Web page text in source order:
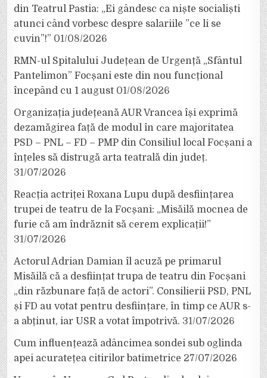
din Teatrul Pastia: „Ei gândesc ca niște socialiști
atunci când vorbesc despre salariile ”ce li se
cuvin”!” 01/08/2026
RMN-ul Spitalului Județean de Urgență „Sfântul
Pantelimon” Focșani este din nou funcțional
începând cu 1 august 01/08/2026
Organizația județeană AUR Vrancea își exprimă
dezamăgirea față de modul în care majoritatea
PSD – PNL – FD – PMP din Consiliul local Focșani a
înțeles să distrugă arta teatrală din județ.
31/07/2026
Reacția actriței Roxana Lupu după desființarea
trupei de teatru de la Focșani: „Misăilă mocnea de
furie că am îndrăznit să cerem explicații!”
31/07/2026
Actorul Adrian Damian îl acuză pe primarul
Misăilă că a desființat trupa de teatru din Focșani
„din răzbunare față de actori”. Consilierii PSD, PNL
și FD au votat pentru desființare, în timp ce AUR s-
a abținut, iar USR a votat împotrivă. 31/07/2026
Cum influențează adâncimea sondei sub oglinda
apei acuratețea citirilor batimetrice 27/07/2026